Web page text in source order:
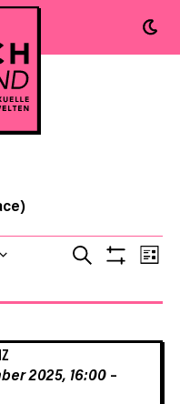
Suche
und
SUCHE
2025, 16:00–